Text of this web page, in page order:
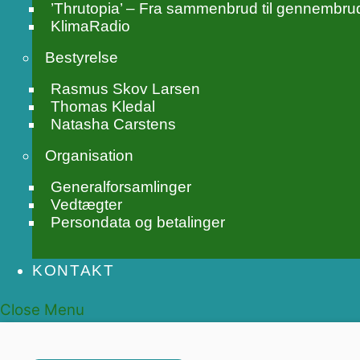
’Thrutopia’ – Fra sammenbrud til
KlimaRadio
Bestyrelse
Rasmus Skov Larsen
Thomas Kledal
Natasha Carstens
Organisation
Generalforsamlinger
Vedtægter
Persondata og betalinger
KONTAKT
Close Menu